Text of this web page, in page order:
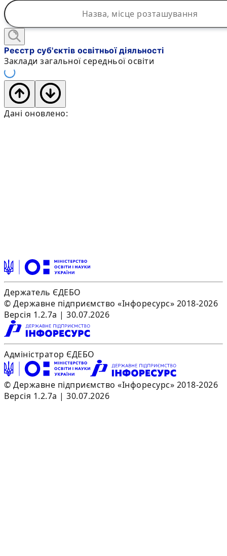
Реєстр суб'єктів освітньої діяльності
Заклади загальної середньої освіти
Дані оновлено:
Держатель ЄДЕБО
© Державне підприємство «Інфоресурс» 2018-2026
Версія 1.2.7a | 30.07.2026
Адміністратор ЄДЕБО
© Державне підприємство «Інфоресурс» 2018-2026
Версія 1.2.7a | 30.07.2026